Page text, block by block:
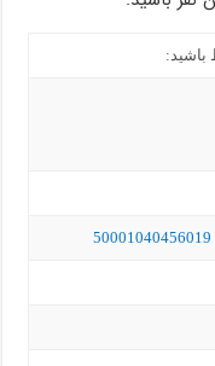
باشید:
50001040456019